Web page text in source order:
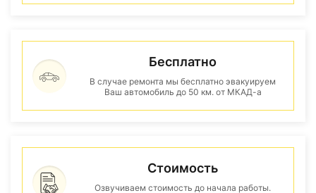
Бесплатно
В случае ремонта мы бесплатно эвакуируем
Ваш автомобиль до 50 км. от МКАД-а
Стоимость
Озвучиваем стоимость до начала работы.